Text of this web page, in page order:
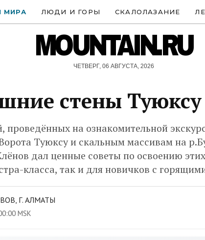
МИРА ЛЮДИ И ГОРЫ СКАЛОЛАЗАНИЕ
MOUNTAIN.RU
ЧЕТВЕРГ, 06 АВГУСТА, 2026
стены Туюксу
проведённых на ознакомительной
Туюксу и скальным массивам на
дал ценные советы по освоению
класса, так и для новичков с
Г. АЛМАТЫ
MSK